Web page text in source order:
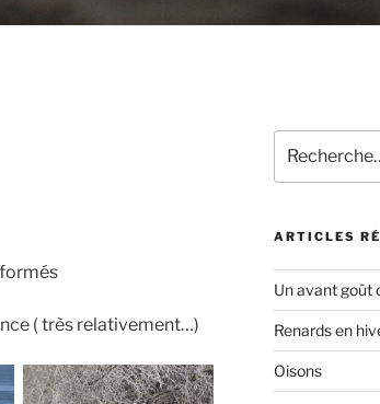
( très relativement…)
pour
:
ARTICLES
Un avant goût
Renards en
Oisons